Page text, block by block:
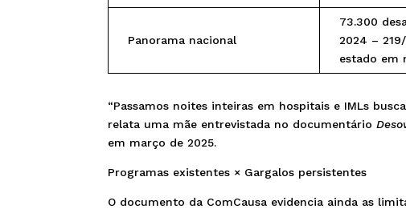
Panorama nacional
73.300
2024 –
estado em
“Passamos noites inteiras em hospitais e IMLs
relata uma mãe entrevistada no documentário
em março de 2025.
Programas existentes × Gargalos persistentes
O documento da ComCausa evidencia ainda as